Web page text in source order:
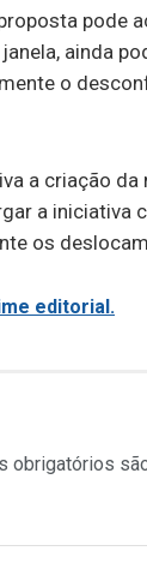
pode
ainda
o
a criação
a iniciativa
os
editorial.
obrigatórios